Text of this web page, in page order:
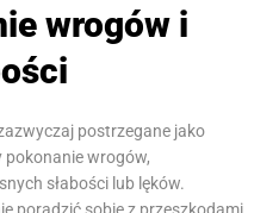
wrogów i
postrzegane jako
wrogów,
słabości lub lęków.
poradzić sobie z przeszkodami,